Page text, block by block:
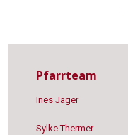
Pfarrteam
Ines Jäger
Syl­ke Ther­mer